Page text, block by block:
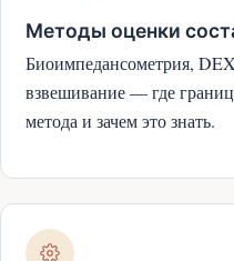
Методы оценки
Биоимпедансометрия,
взвешивание — где
метода и зачем это знать.